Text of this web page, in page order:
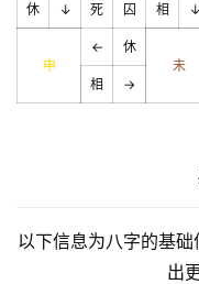
休 ↓ 死 囚 相 ↓
申
←
休
未
相
→
以下信息为八字的基
出